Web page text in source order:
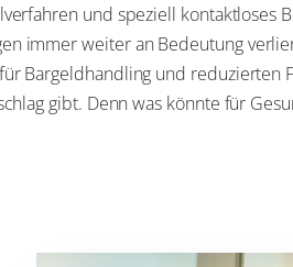
und speziell kontaktloses
immer weiter an Bedeutung
Bargeldhandling und
gibt. Denn was könnte für